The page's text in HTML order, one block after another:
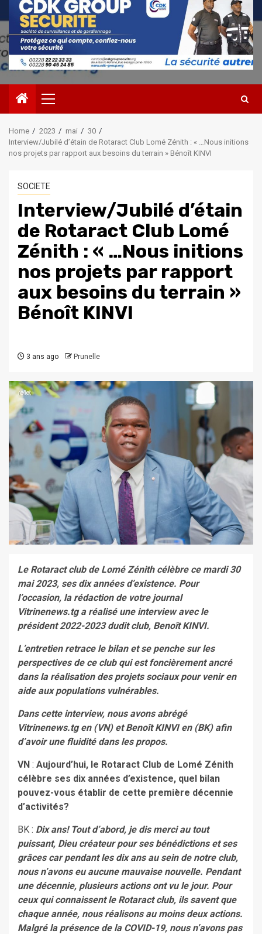
Primary
Menu
Home 2023 mai
30
Interview/Jubilé d’étain de Rotaract Club Lomé Zénith : « …Nous initions
nos projets par rapport aux besoins du terrain » Bénoît KINVI
SOCIETE
Interview/Jubilé d’étain
de Rotaract Club Lomé
Zénith : « …Nous initions
nos projets par rapport
aux besoins du terrain »
Bénoît KINVI
3 ans ago Prunelle
Le Rotaract club de Lomé Zénith célèbre ce mardi 30
mai 2023, ses dix années d’existence. Pour
l’occasion, la rédaction de votre journal
Vitrinenews.tg a réalisé une interview avec le
président 2022-2023 dudit club, Benoît KINVI.
L’entretien retrace le bilan et se penche sur les
perspectives de ce club qui est foncièrement ancré
dans la réalisation des projets sociaux pour venir en
aide aux populations vulnérables.
Dans cette interview, nous avons abrégé
Vitrinenews.tg en (VN) et Benoît KINVI en (BK) afin
d’avoir une fluidité dans les propos.
VN : Aujourd’hui, le Rotaract Club de Lomé Zénith
célèbre ses dix années d’existence, quel bilan
pouvez-vous établir de cette première décennie
d’activités?
BK : Dix ans! Tout d’abord, je dis merci au tout
puissant, Dieu créateur pour ses bénédictions et ses
grâces car pendant les dix ans au sein de notre club,
nous n’avons eu aucune mauvaise nouvelle. Pendant
une décennie, plusieurs actions ont vu le jour. Pour
ceux qui connaissent le Rotaract club, ils savent que
chaque année, nous réalisons au moins deux actions.
Malgré la présence de la COVID-19, nous n’avons pas